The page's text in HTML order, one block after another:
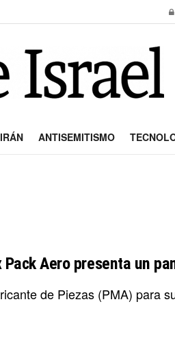
IRÁN ANTISEMITISMO
Aero presenta un
de Piezas (PMA) para